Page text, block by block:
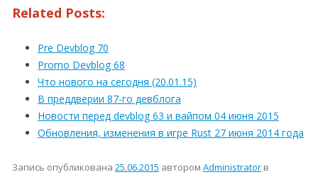
Related Posts:
Pre Devblog 70
Promo Devblog 68
Что нового на сегодня (20.01.15)
В преддверии 87-го девблога
Новости перед devblog 63 и вайпом 04 июня 2015
Обновления, изменения в игре Rust 27 июня 2014 года
Запись опубликована 25.06.2015 автором Administrator в